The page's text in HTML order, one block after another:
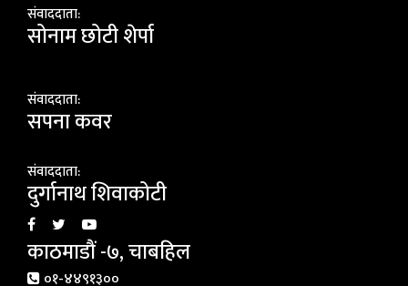
संवाददाता:
सोनाम छोटी शेर्पा
संवाददाता:
सपना कवर
संवाददाता:
दुर्गानाथ शिवाकोटी
काठमाडौं -७, चाबहिल
०१-४४९१३००